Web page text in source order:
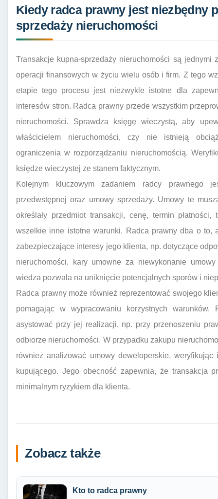
Kiedy radca prawny jest niezbędny
sprzedaży nieruchomości
Transakcje kupna-sprzedaży nieruchomości są jednymi
operacji finansowych w życiu wielu osób i firm. Z tego
etapie tego procesu jest niezwykle istotne dla
interesów stron. Radca prawny przede wszystkim
nieruchomości. Sprawdza księgę wieczystą, aby
właścicielem nieruchomości, czy nie istnieją
ograniczenia w rozporządzaniu nieruchomością.
księdze wieczystej ze stanem faktycznym.
Kolejnym kluczowym zadaniem radcy prawnego
przedwstępnej oraz umowy sprzedaży. Umowy te
określały przedmiot transakcji, cenę, termin
wszelkie inne istotne warunki. Radca prawny dba o to,
zabezpieczające interesy jego klienta, np. dotyczące
nieruchomości, kary umowne za niewykonanie
wiedza pozwala na uniknięcie potencjalnych sporów i
Radca prawny może również reprezentować swojego
pomagając w wypracowaniu korzystnych
asystować przy jej realizacji, np. przy przenoszeniu
odbiorze nieruchomości. W przypadku zakupu
również analizować umowy deweloperskie,
kupującego. Jego obecność zapewnia, że transakcja
minimalnym ryzykiem dla klienta.
Zobacz także
Kto to radca prawny